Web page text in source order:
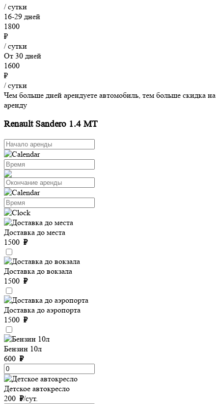
/ сутки
16-29 дней
1800
₽
/ сутки
От 30 дней
1600
₽
/ сутки
Чем больше дней арендуете автомобиль, тем больше скидка на
аренду
Renault Sandero 1.4 MT
Доставка до места
1500 ₽
Доставка до вокзала
1500 ₽
Доставка до аэропорта
1500 ₽
Бензин 10л
600 ₽
Детское автокресло
200 ₽/сут.